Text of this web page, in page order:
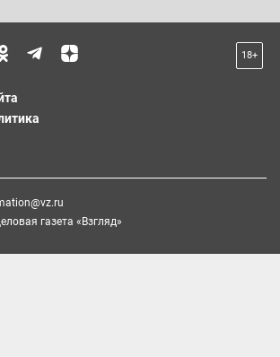
18+
газета «Взгляд»